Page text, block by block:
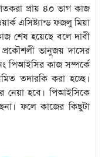
প্রায় ৪০ ভাগ কাজ
এসিষ্ট্যান্ড ফজলু মিয়া
শেষ হয়েছে বলে দাবী
ভানুজয় দাসের
পিআইসির কাজ সম্পর্কে
তদারকি করা হচ্ছে।
নেয়া হবে। পিআইসিকে
ফলে কাজের কিছুটা